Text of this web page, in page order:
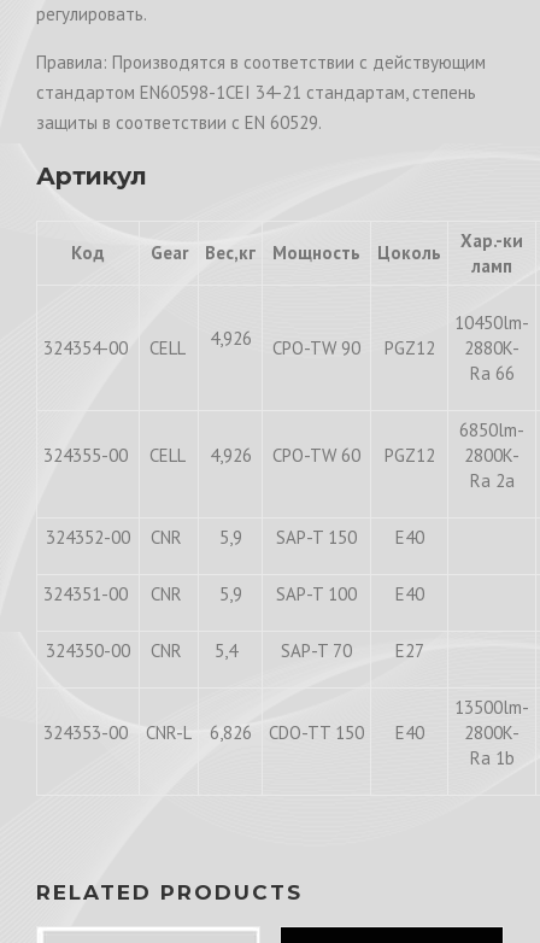
регулировать.
Правила: Производятся в соответствии с действующим
стандартом EN60598-1CEI 34-21 стандартам, степень
защиты в соответствии с EN 60529.
Артикул
Код Gear Вес,кг Мощность Цоколь
Хар.-ки
ламп
324354-00 CELL 4,926 CPO-TW 90 PGZ12
10450lm-
2880K-
Ra 66
324355-00 CELL 4,926 CPO-TW 60 PGZ12
6850lm-
2800K-
Ra 2a
324352-00 CNR 5,9 SAP-T 150 E40
324351-00 CNR 5,9 SAP-T 100 E40
324350-00 CNR 5,4 SAP-T 70 E27
324353-00 CNR-L 6,826 CDO-TT 150 E40
13500lm-
2800K-
Ra 1b
RELATED PRODUCTS